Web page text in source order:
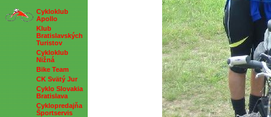
Cykloklub
Apollo
Klub
Bratislavských
Turistov
Cykloklub
Nižná
Bike Team
CK Svätý Jur
Cyklo Slovakia
Bratislava
Cyklopredajňa
Športservis